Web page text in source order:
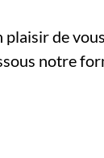
plaisir de
notre